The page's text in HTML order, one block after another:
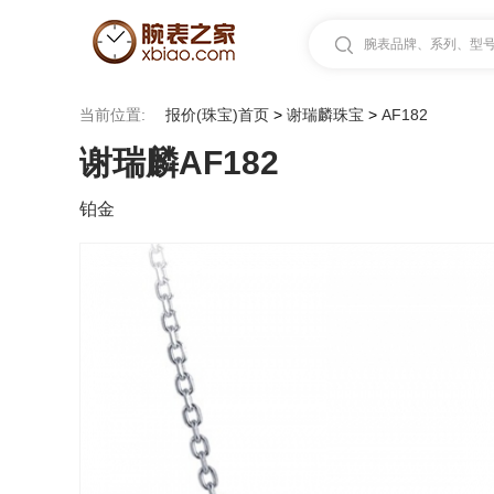
腕表品牌、系列、型
当前位置: 报价(珠宝)首页 > 谢瑞麟珠宝 > AF182
谢瑞麟AF182
铂金